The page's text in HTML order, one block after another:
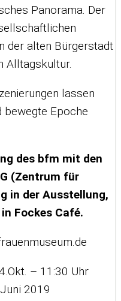
Panorama. Der
der alten Bürgerstadt
Alltagskultur.
lassen
bewegte Epoche
des bfm mit den
(Zentrum für
in der Ausstellung,
Fockes Café.
– 11:30 Uhr
2019